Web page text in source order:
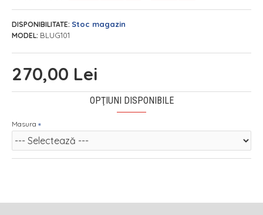
270,00 Lei
DISPONIBILITATE: Stoc magazin
MODEL: BLUG101
OPŢIUNI DISPONIBILE
Masura